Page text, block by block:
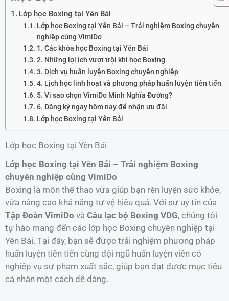
Lớp học Boxing tại Yên Bái
Lớp học Boxing tại Yên Bái – Trải nghiệm Boxing chuyên
nghiệp cùng VimiDo
1. Các khóa học Boxing tại Yên Bái
2. Những lợi ích vượt trội khi học Boxing
3. Dịch vụ huấn luyện Boxing chuyên nghiệp
4. Lịch học linh hoạt và phương pháp huấn luyện tiên tiến
5. Vì sao chọn VimiDo Minh Nghĩa Đường?
6. Đăng ký ngay hôm nay để nhận ưu đãi
Lớp học Boxing tại Yên Bái
Lớp học Boxing tại Yên Bái
Lớp học Boxing tại Yên Bái – Trải nghiệm Boxing
chuyên nghiệp cùng VimiDo
Boxing là môn thể thao vừa giúp bạn rèn luyện sức khỏe,
vừa nâng cao khả năng tự vệ hiệu quả. Với sự uy tín của
Tập Đoàn VimiDo và Câu lạc bộ Boxing VDG, chúng tôi
tự hào mang đến các lớp học Boxing chuyên nghiệp tại
Yên Bái. Tại đây, bạn sẽ được trải nghiệm phương pháp
huấn luyện tiên tiến cùng đội ngũ huấn luyện viên có
nghiệp vụ sư phạm xuất sắc, giúp bạn đạt được mục tiêu
cá nhân một cách dễ dàng.